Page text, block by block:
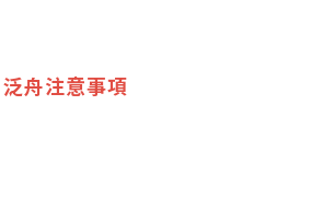
泛舟注意事項